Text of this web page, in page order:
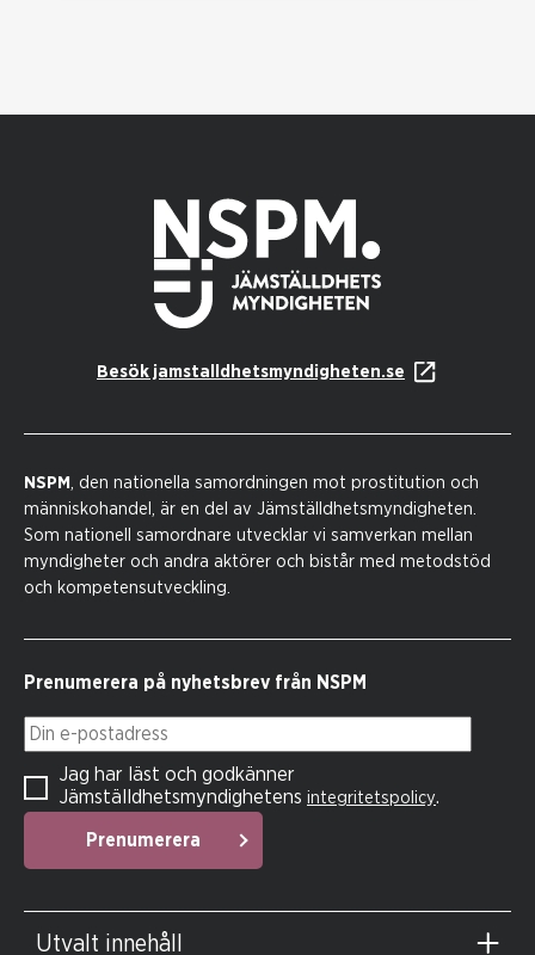
Besök jamstalldhetsmyndigheten.se
NSPM , den nationella samordningen mot prostitution och
människohandel, är en del av Jämställdhetsmyndigheten.
Som nationell samordnare utvecklar vi samverkan mellan
myndigheter och andra aktörer och bistår med metodstöd
och kompetensutveckling.
Prenumerera på nyhetsbrev från NSPM
Din e-postadress
Prenumerera
Jag har läst och godkänner
Jämställdhetsmyndighetens integritetspolicy.
Utvalt innehåll